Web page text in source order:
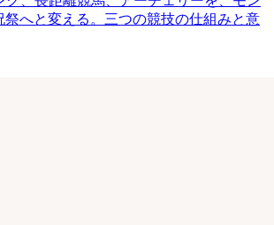
祭へと変える。三つの競技の仕組みと意